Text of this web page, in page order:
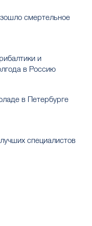
смертельное
и
в Россию
в Петербурге
специалистов